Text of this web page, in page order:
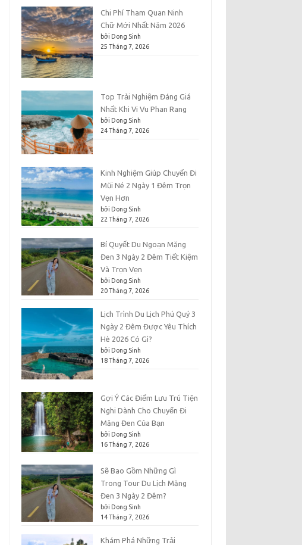
Chi Phí Tham Quan Ninh
Chữ Mới Nhất Năm 2026
bởi Dong Sinh
25 Tháng 7, 2026
Top Trải Nghiệm Đáng Giá
Nhất Khi Vi Vu Phan Rang
bởi Dong Sinh
24 Tháng 7, 2026
Kinh Nghiệm Giúp Chuyến Đi
Mũi Né 2 Ngày 1 Đêm Trọn
Vẹn Hơn
bởi Dong Sinh
22 Tháng 7, 2026
Bí Quyết Du Ngoạn Măng
Đen 3 Ngày 2 Đêm Tiết Kiệm
Và Trọn Vẹn
bởi Dong Sinh
20 Tháng 7, 2026
Lịch Trình Du Lịch Phú Quý 3
Ngày 2 Đêm Được Yêu Thích
Hè 2026 Có Gì?
bởi Dong Sinh
18 Tháng 7, 2026
Gợi Ý Các Điểm Lưu Trú Tiện
Nghi Dành Cho Chuyến Đi
Măng Đen Của Bạn
bởi Dong Sinh
16 Tháng 7, 2026
Sẽ Bao Gồm Những Gì
Trong Tour Du Lịch Măng
Đen 3 Ngày 2 Đêm?
bởi Dong Sinh
14 Tháng 7, 2026
Khám Phá Những Trải